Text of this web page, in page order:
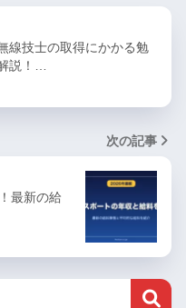
線技士の取得にかかる勉
説！…
次の記事
最新の給